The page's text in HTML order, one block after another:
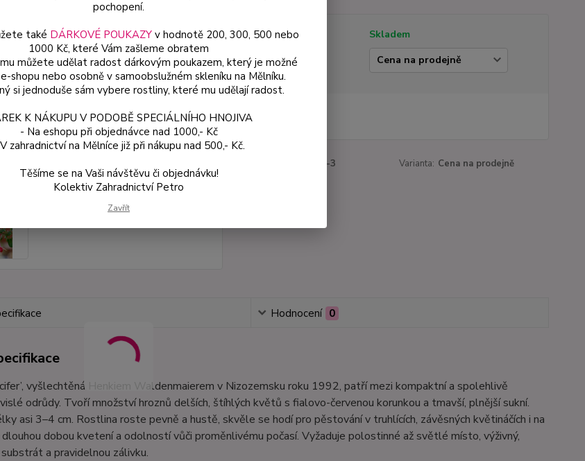
Dostupnost
Skladem
Varianta
616-3 Varianta: Cena na prodejně
Hodnocení 0
vyšlechtěná Henkiem Waldenmaierem v Nizozemsku roku 1992, patří mezi kompaktní a spolehlivě
odrůdy. Tvoří množství hroznů delších, štíhlých květů s fialovo-červenou korunkou a tmavší, plnější sukní.
asi 3–4 cm. Rostlina roste pevně a hustě, skvěle se hodí pro pěstování v truhlících, závěsných květináčích i na
dlouhou dobou kvetení a odolností vůči proměnlivému počasí. Vyžaduje polostinné až světlé místo, výživný,
a pravidelnou zálivku.
pochopení.
také DÁRKOVÉ POUKAZYv hodnotě 200, 300, 500 nebo
1000 Kč, které Vám zašleme obratem
můžete udělat radost dárkovým poukazem, který je možné
shopu nebo osobně v samoobslužném skleníku na Mělníku.
si jednoduše sám vybere rostliny, které mu udělají radost.
K NÁKUPU V PODOBĚ SPECIÁLNÍHO HNOJIVA
- Na eshopu při objednávce nad 1000,- Kč
zahradnictví na Mělníce již při nákupu nad 500,- Kč.
Těšíme se na Vaši návštěvu či objednávku!
Kolektiv Zahradnictví Petro
Zavřít